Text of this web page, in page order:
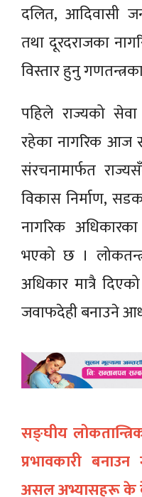
दलित, आदिवासी
तथा दूरदराजका
विस्तार हुनु
पहिले राज्यको सेवा
रहेका नागरिक आज
संरचनामार्फत
विकास निर्माण,
नागरिक
भएको छ ।
अधिकार मात्रै
जवाफदेही बनाउने
सङ्घीय
प्रभावकारी
असल अभ्यासहरू के